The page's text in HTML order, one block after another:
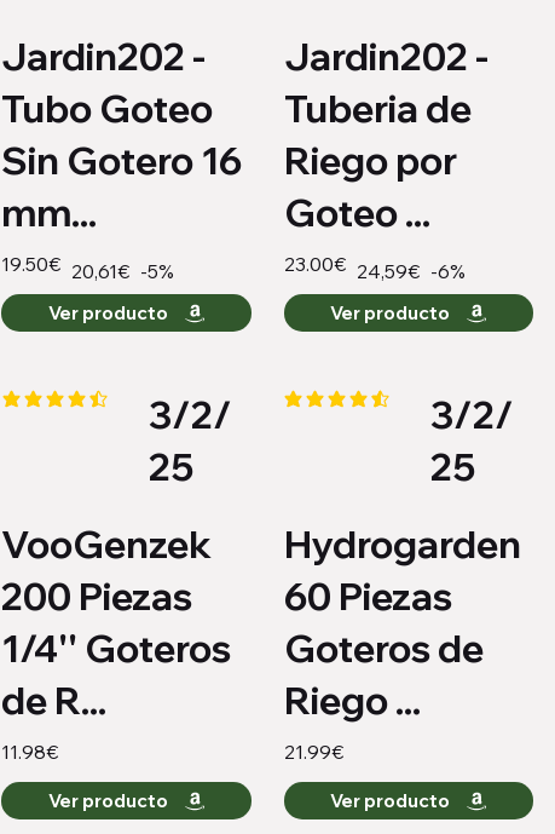
Jardin202 -
Tubo Goteo
Sin Gotero 16
mm...
19.50€ 20,61€ -5%
Ver producto
Jardin202 -
Tuberia de
Riego por
Goteo ...
23.00€ 24,59€ -6%
Ver producto
la calificación promedio es 4.4 de 5
3/2/
25
VooGenzek
200 Piezas
1/4'' Goteros
de R...
11.98€
Ver producto
la calificación promedio es 4.3 de 5
3/2/
25
Hydrogarden
60 Piezas
Goteros de
Riego ...
21.99€
Ver producto